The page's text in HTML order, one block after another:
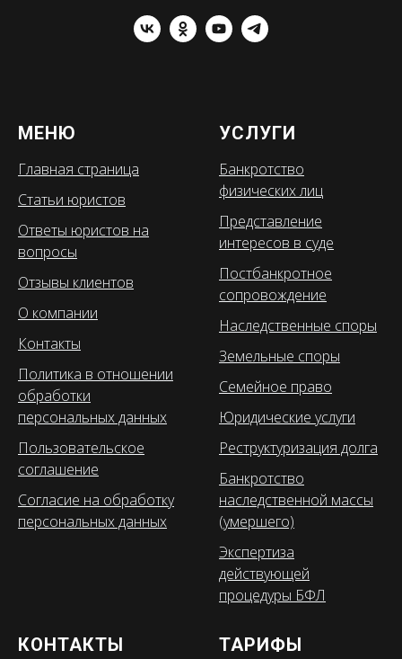
МЕНЮ
Главная страница
Статьи юристов
Ответы юристов на
вопросы
Отзывы клиентов
О компании
Контакты
Политика в отношении
обработки
персональных данных
Пользовательское
соглашение
Согласие на обработку
персональных данных
УСЛУГИ
Банкротство
физических лиц
Представление
интересов в суде
Постбанкротное
сопровождение
Наследственные споры
Земельные споры
Семейное право
Юридические услуги
Реструктуризация долга
Банкротство
наследственной массы
(умершего)
Экспертиза
действующей
процедуры БФЛ
КОНТАКТЫ ТАРИФЫ